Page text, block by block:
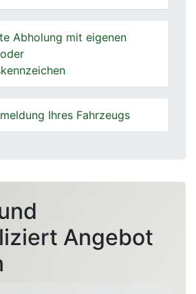
Abholung mit eigenen
Ihres Fahrzeugs
Angebot